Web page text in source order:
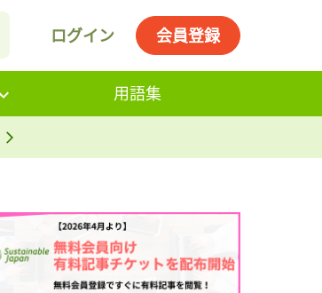
ログイン 会員登録
用語集